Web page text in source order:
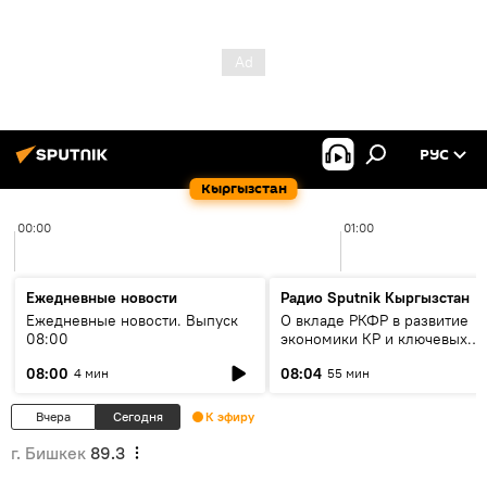
Кыргызстан
РУС
00:00 01:00
Ежедневные новости
Ежедневные новости. Выпуск
08:00
08:00 4 мин
Радио Sputnik Кыргызстан
О вкладе РКФР в развитие
экономики КР и ключевых
08:04 55 мин
Вчера Сегодня К эфиру
г. Бишкек 89.3